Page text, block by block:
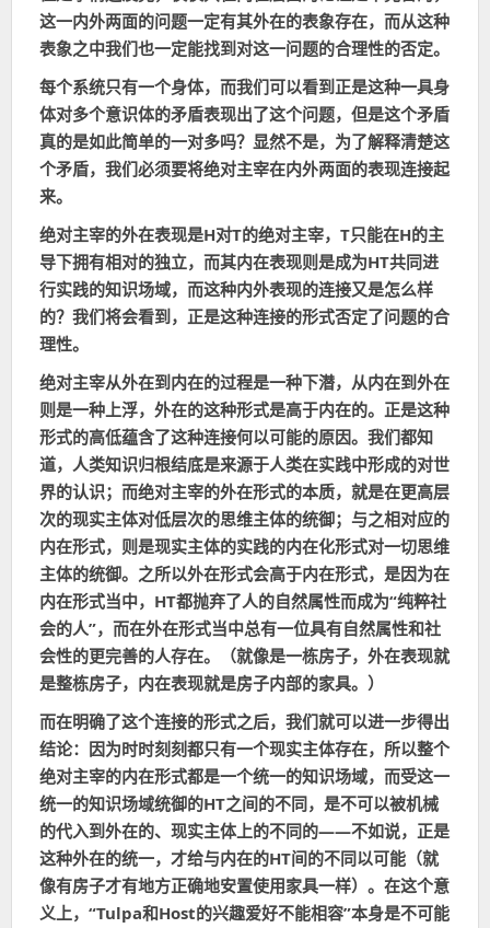
这一内外两面的问题一定有其外在的表象存在，而从这种
表象之中我们也一定能找到对这一问题的合理性的否定。
每个系统只有一个身体，而我们可以看到正是这种一具身
体对多个意识体的矛盾表现出了这个问题，但是这个矛盾
真的是如此简单的一对多吗？显然不是，为了解释清楚这
个矛盾，我们必须要将绝对主宰在内外两面的表现连接起
来。
绝对主宰的外在表现是H对T的绝对主宰，T只能在H的主
导下拥有相对的独立，而其内在表现则是成为HT共同进
行实践的知识场域，而这种内外表现的连接又是怎么样
的？我们将会看到，正是这种连接的形式否定了问题的合
理性。
绝对主宰从外在到内在的过程是一种下潜，从内在到外在
则是一种上浮，外在的这种形式是高于内在的。正是这种
形式的高低蕴含了这种连接何以可能的原因。我们都知
道，人类知识归根结底是来源于人类在实践中形成的对世
界的认识；而绝对主宰的外在形式的本质，就是在更高层
次的现实主体对低层次的思维主体的统御；与之相对应的
内在形式，则是现实主体的实践的内在化形式对一切思维
主体的统御。之所以外在形式会高于内在形式，是因为在
内在形式当中，HT都抛弃了人的自然属性而成为“纯粹社
会的人”，而在外在形式当中总有一位具有自然属性和社
会性的更完善的人存在。（就像是一栋房子，外在表现就
是整栋房子，内在表现就是房子内部的家具。）
而在明确了这个连接的形式之后，我们就可以进一步得出
结论：因为时时刻刻都只有一个现实主体存在，所以整个
绝对主宰的内在形式都是一个统一的知识场域，而受这一
统一的知识场域统御的HT之间的不同，是不可以被机械
的代入到外在的、现实主体上的不同的——不如说，正是
这种外在的统一，才给与内在的HT间的不同以可能（就
像有房子才有地方正确地安置使用家具一样）。在这个意
义上，“Tulpa和Host的兴趣爱好不能相容”本身是不可能